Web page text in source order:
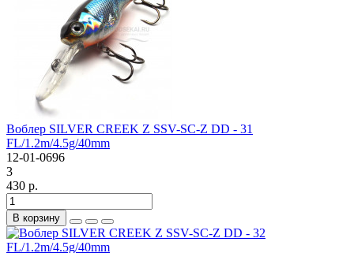
Воблер SILVER CREEK Z SSV-SC-Z DD - 31
FL/1.2m/4.5g/40mm
12-01-0696
3
430 р.
В корзину